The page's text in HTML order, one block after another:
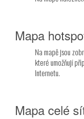
Mapa
Na mapě jsou
které umožňují
Internetu.
Mapa celé